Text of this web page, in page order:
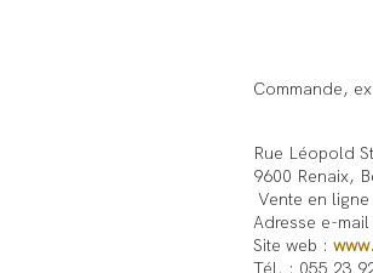
Commande,
Rue Léopold
9600 Renaix,
Vente en
Adresse e-mail
Site web :
Tél. : 055 23